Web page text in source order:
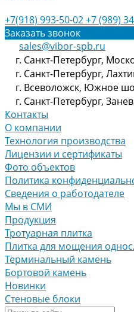
+7(918) 993-50-02+7 (989)
Заказать звонок
sales@vibor-spb.ru
г. Санкт-Петербург,
г. Санкт-Петербург,
г. Всеволожск, Южное
г. Санкт-Петербург,
Контакты
О компании
Технология производства
Лицензии и сертификаты
Фото объектов
Политика
Сведения о работодателе
Мы в СМИ
Продукция
Тротуарная плитка
Плитка для мощения
Терминальный камень
Бортовой камень
Новинки
Стеновые блоки